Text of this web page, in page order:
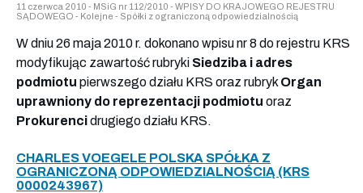
11 czerwca 2010 - MSiG nr 112/2010 - WPISY DO KRAJOWEGO REJESTRU
SĄDOWEGO - Kolejne - Spółki z ograniczoną odpowiedzialnością
W dniu 26 maja 2010 r. dokonano wpisu nr 8 do rejestru KRS
modyfikując zawartość rubryki Siedziba i adres
podmiotu pierwszego działu KRS oraz rubryk Organ
uprawniony do reprezentacji podmiotu oraz
Prokurencidrugiego działu KRS.
CHARLES VOEGELE POLSKA SPÓŁKA Z
OGRANICZONĄ ODPOWIEDZIALNOŚCIĄ (KRS
0000243967)